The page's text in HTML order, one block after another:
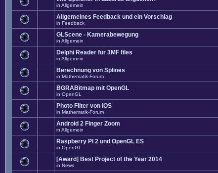
in Allgemein
Allgemeines Feedback und ein Vorschlag
in Feedback
GLScene - Kamerabewegung
in Allgemein
Delphi Reader für 3MF files
in Allgemein
Berechnung von Splines
in Mathematik-Forum
BGRABitmap mit OpenGL
in OpenGL
Photo FIlter von iOS
in Mathematik-Forum
Android 2 Finger Zoom
in Allgemein
Raspberry PI 2 und OpenGL ES
in OpenGL
[Award] Best Project of the Year 2014
in News